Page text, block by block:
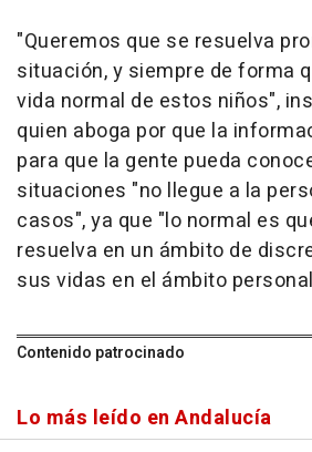
"Queremos que se resuelva
situación, y siempre de forma
vida normal de estos niños",
quien aboga por que la
para que la gente pueda
situaciones "no llegue a la
casos", ya que "lo normal es
resuelva en un ámbito de
sus vidas en el ámbito
Contenido patrocinado
Lo más leído en Andalucía